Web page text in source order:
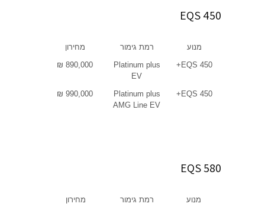
450 EQS
מנוע רמת גימור
מחירון
EQS 450+
Platinum plus
EV
890,000 ₪
EQS 450+
Platinum plus
AMG Line EV
990,000 ₪
580 EQS
מנוע רמת גימור
מחירון